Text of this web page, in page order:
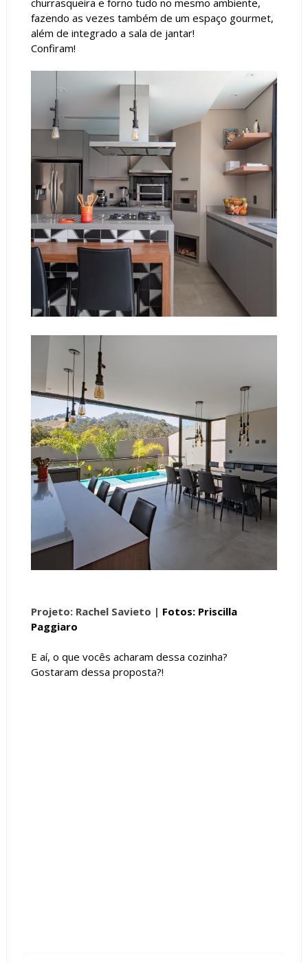
fazendo as vezes também de um espaço gourmet,
além de integrado a sala de jantar!
Confiram!
Projeto: Rachel Savieto | Fotos: Priscilla
Paggiaro
E aí, o que vocês acharam dessa cozinha?
Gostaram dessa proposta?!